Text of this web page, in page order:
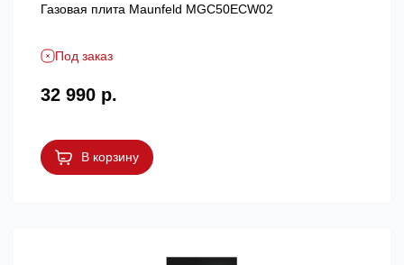
Газовая плита Maunfeld MGC50ECW02
Под заказ
32 990 р.
В корзину